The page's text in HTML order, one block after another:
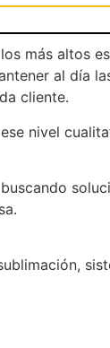
más altos
al día
cliente.
nivel